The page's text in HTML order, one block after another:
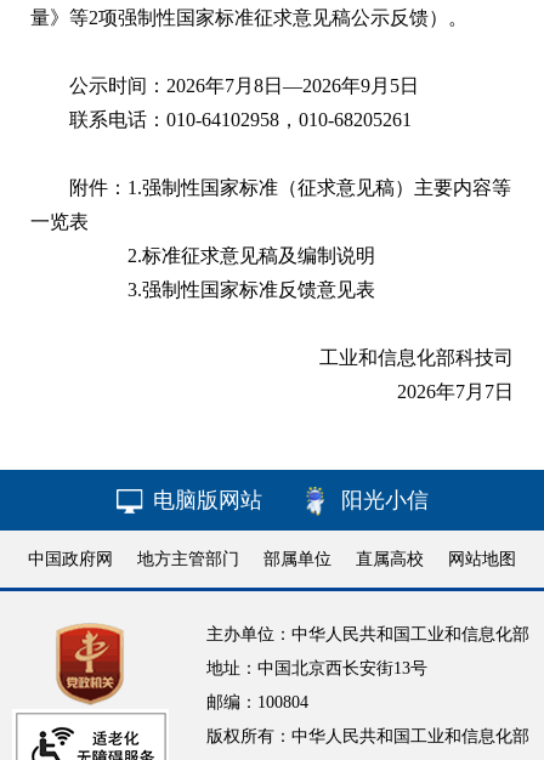
量》等2项强制性国家标准征求意见稿公示反馈）。
公示时间：2026年7月8日—2026年9月5日
联系电话：010-64102958，010-68205261
附件：1.强制性国家标准（征求意见稿）主要内容等
一览表
2.标准征求意见稿及编制说明
3.强制性国家标准反馈意见表
工业和信息化部科技司
2026年7月7日
电脑版网站 阳光小信
中国政府网 地方主管部门 部属单位 直属高校 网站地图
主办单位：中华人民共和国工业和信息化部
地址：中国北京西长安街13号
邮编：100804
版权所有：中华人民共和国工业和信息化部